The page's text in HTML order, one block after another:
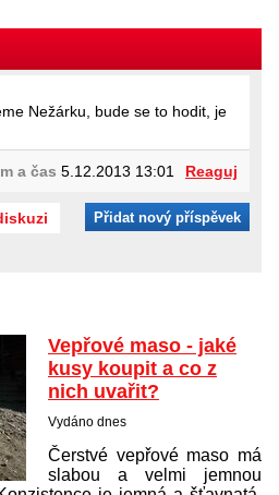
Nežárku, bude se to hodit, je
a čas 5.12.2013 13:01 Reaguj
Přidat nový příspěvek
Vepřové maso - jaké
kusy koupit a co z
nich uvařit?
Vydáno dnes
Čerstvé vepřové maso má
slabou a velmi jemnou